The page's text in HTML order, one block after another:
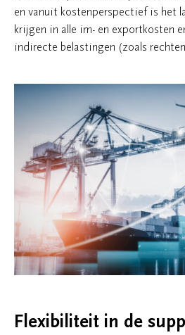
en vanuit kostenperspectief is het
krijgen in alle im- en exportkosten
indirecte belastingen (zoals
Flexibiliteit in de